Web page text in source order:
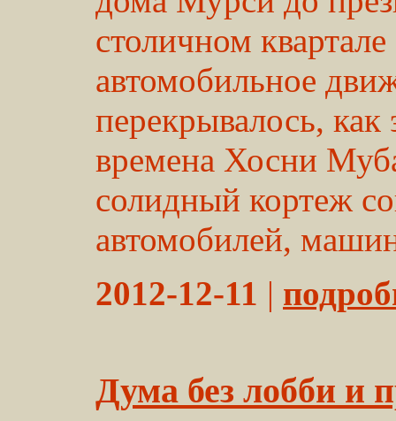
столичном
автомобильное
перекрывалось,
времена Хосни
солидный кортеж
автомобилей,
2012-12-11 |
Дума без лобби и